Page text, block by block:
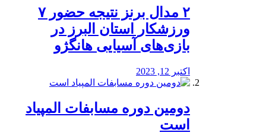
۲ مدال برنز نتیجه حضور ۷
ورزشکار استان البرز در
بازی‌های آسیایی هانگژو
اکتبر 12, 2023
دومین دوره مسابفات المپیاد
است